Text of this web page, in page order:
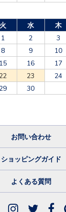
火 水 木
1
2 3
8 9 10
15 16 17
22 23 24
30
お問い合わせ
ショッピングガイド
よくある質問